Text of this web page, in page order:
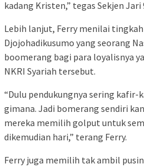
kadang Kristen,” tegas Sekjen Jari
Lebih lanjut, Ferry menilai
Djojohadikusumo yang seorang
boomerang bagi para loyalisnya
NKRI Syariah tersebut.
“Dulu pendukungnya sering
gimana. Jadi bomerang sendiri
mereka memilih golput untuk
dikemudian hari,” terang Ferry.
Ferry juga memilih tak ambil